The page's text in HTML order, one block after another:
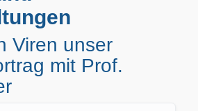
Viren unser
mit Prof.